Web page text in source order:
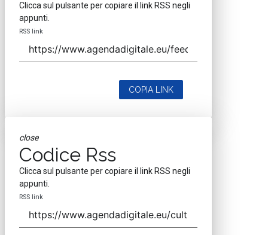
Clicca sul pulsante per copiare il link RSS negli
appunti.
RSS link
COPIA LINK
close
Codice Rss
Clicca sul pulsante per copiare il link RSS negli
appunti.
RSS link